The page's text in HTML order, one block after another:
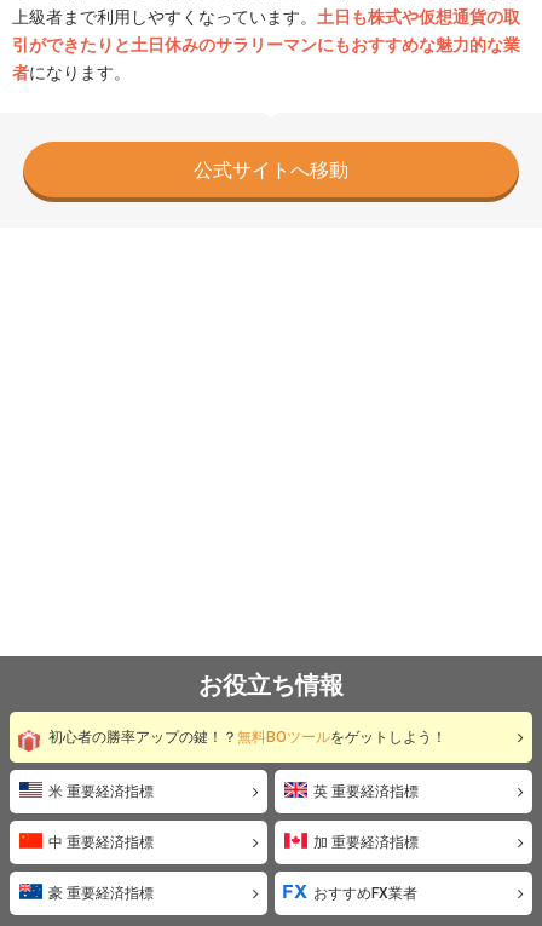
上級者まで利用しやすくなっています。 土日も株式や仮想通貨の取
引ができたりと土日休みのサラリーマンにもおすすめな魅力的な業
者になります。
公式サイトへ移動
お役立ち情報
初心者の勝率アップの鍵！？ 無料BOツールをゲットしよう！
米 重要経済指標 英 重要経済指標
中 重要経済指標 加 重要経済指標
豪 重要経済指標 おすすめFX業者